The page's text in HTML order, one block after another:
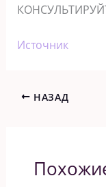
Источник
НАЗАД